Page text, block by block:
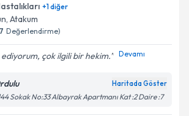
+1diğer
, Atakum
Değerlendirme)
çok ilgili bir hekim. Devamı
Haritada Göster
Sokak No:33 Albayrak Apartmanı Kat :2 Daire :7